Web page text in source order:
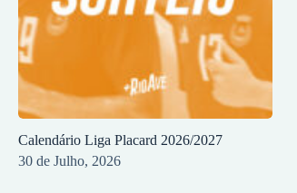
Calendário Liga Placard 2026/2027
30 de Julho, 2026